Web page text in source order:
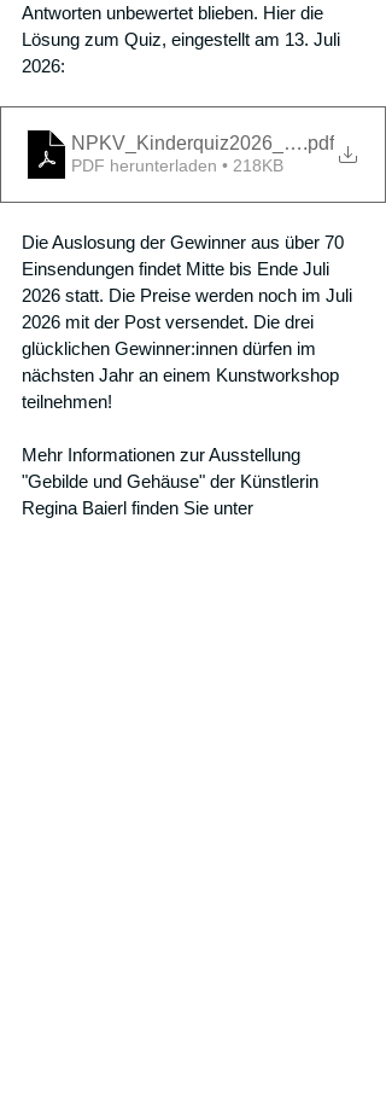
Antworten unbewertet blieben. Hier die
Lösung zum Quiz, eingestellt am 13. Juli
2026:
NPKV_Kinderquiz2026_Loesung2
.pdf
PDF herunterladen • 218KB
Die Auslosung der Gewinner aus über 70
Einsendungen findet Mitte bis Ende Juli
2026 statt. Die Preise werden noch im Juli
2026 mit der Post versendet. Die drei
glücklichen Gewinner:innen dürfen im
nächsten Jahr an einem Kunstworkshop
teilnehmen!
Mehr Informationen zur Ausstellung
"Gebilde und Gehäuse" der Künstlerin
Regina Baierl finden Sie unter